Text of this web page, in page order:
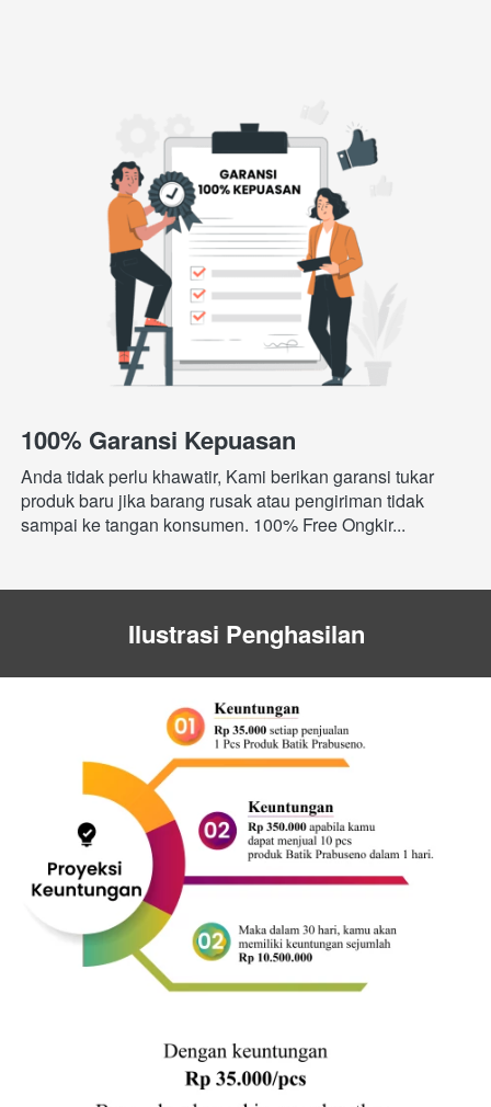
100% Garansi Kepuasan
Anda tidak perlu khawatir, Kami berikan garansi tukar
produk baru jika barang rusak atau pengiriman tidak
sampai ke tangan konsumen. 100% Free Ongkir...
Ilustrasi Penghasilan